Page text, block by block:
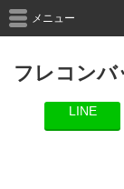
フレコンバ
LINE
メニュー